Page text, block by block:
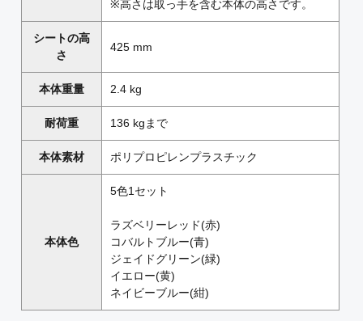
※高さは取っ手を含む本体の高さです。
シートの高
さ
425 mm
本体重量 2.4 kg
耐荷重 136 kgまで
本体素材 ポリプロピレンプラスチック
本体色
5色1セット
ラズベリーレッド(赤)
コバルトブルー(青)
ジェイドグリーン(緑)
イエロー(黄)
ネイビーブルー(紺)